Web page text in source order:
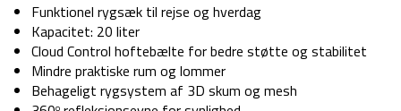
Funktionel rygsæk til rejse og hverdag
Kapacitet: 20 liter
Cloud Control hoftebælte for bedre støtte og stabilitet
Mindre praktiske rum og lommer
Behageligt rygsystem af 3D skum og mesh
o